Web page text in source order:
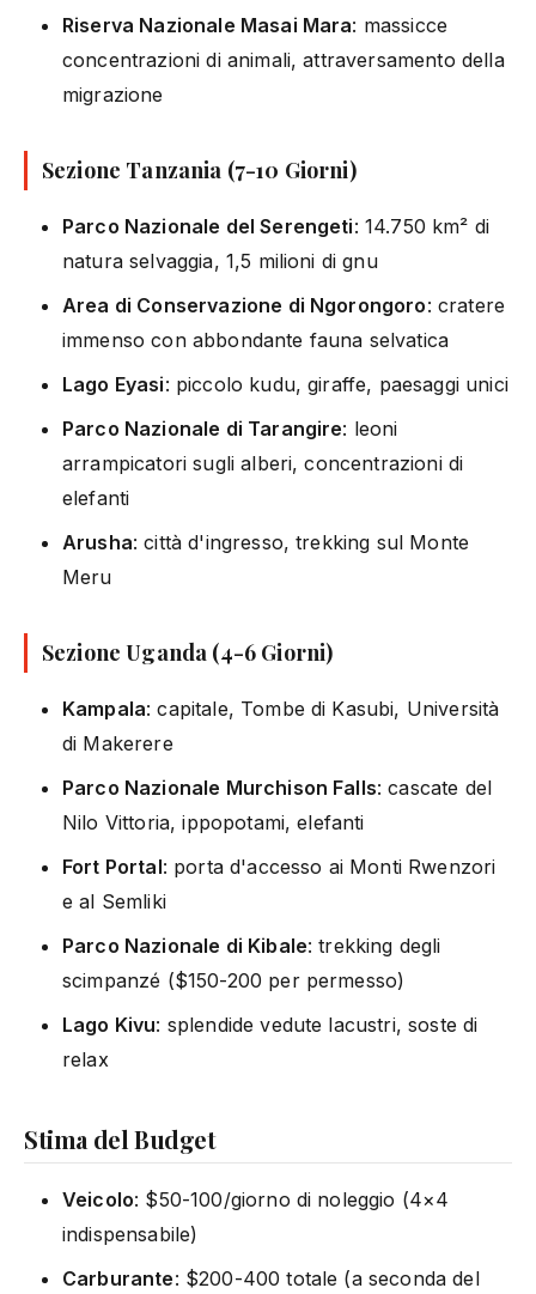
Riserva Nazionale Masai Mara: massicce
concentrazioni di animali, attraversamento della
migrazione
Sezione Tanzania (7-10 Giorni)
Parco Nazionale del Serengeti: 14.750 km² di
natura selvaggia, 1,5 milioni di gnu
Area di Conservazione di Ngorongoro: cratere
immenso con abbondante fauna selvatica
Lago Eyasi: piccolo kudu, giraffe, paesaggi unici
Parco Nazionale di Tarangire: leoni
arrampicatori sugli alberi, concentrazioni di
elefanti
Arusha: città d'ingresso, trekking sul Monte
Meru
Sezione Uganda (4-6 Giorni)
Kampala: capitale, Tombe di Kasubi, Università
di Makerere
Parco Nazionale Murchison Falls: cascate del
Nilo Vittoria, ippopotami, elefanti
Fort Portal: porta d'accesso ai Monti Rwenzori
e al Semliki
Parco Nazionale di Kibale: trekking degli
scimpanzé ($150-200 per permesso)
Lago Kivu: splendide vedute lacustri, soste di
relax
Stima del Budget
Veicolo: $50-100/giorno di noleggio (4×4
indispensabile)
Carburante: $200-400 totale (a seconda del